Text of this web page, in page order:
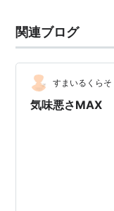
関連ブログ
すまいるくらそ
気味悪さMAX